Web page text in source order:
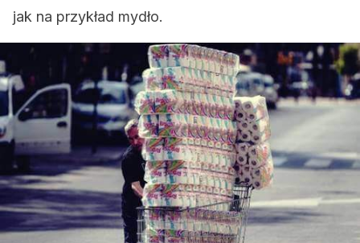
jak na przykład mydło.